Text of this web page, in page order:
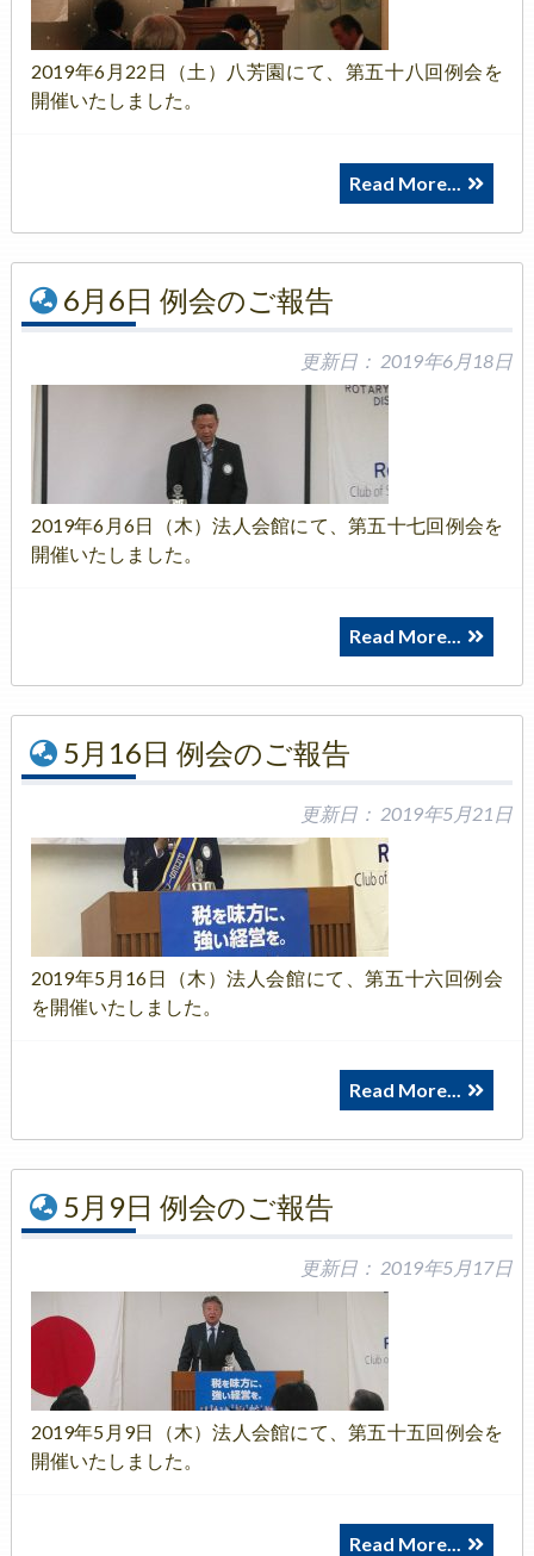
2019年6月22日（土）八芳園にて、第五十八回例会を
開催いたしました。
Read More...
6月6日 例会のご報告
更新日： 2019年6月18日
2019年6月6日（木）法人会館にて、第五十七回例会を
開催いたしました。
Read More...
5月16日 例会のご報告
更新日： 2019年5月21日
2019年5月16日（木）法人会館にて、第五十六回例会
を開催いたしました。
Read More...
5月9日 例会のご報告
更新日： 2019年5月17日
2019年5月9日（木）法人会館にて、第五十五回例会を
開催いたしました。
Read More...